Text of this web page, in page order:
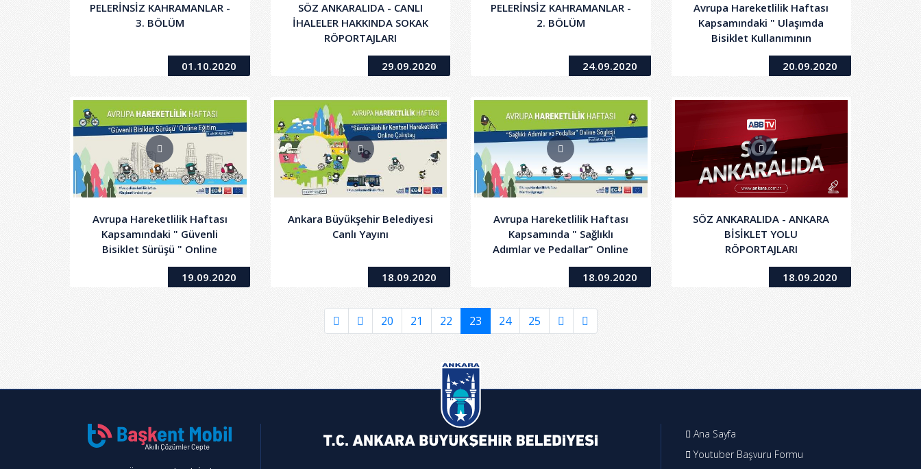
PELERİNSİZ KAHRAMANLAR -
3. BÖLÜM
01.10.2020
SÖZ ANKARALIDA - CANLI
İHALELER HAKKINDA SOKAK
RÖPORTAJLARI
29.09.2020
PELERİNSİZ KAHRAMANLAR -
2. BÖLÜM
24.09.2020
Avrupa Hareketlilik Haftası
Kapsamındaki " Ulaşımda
Bisiklet Kullanımının
Faydaları " Online Söyleşi
20.09.2020
Avrupa Hareketlilik Haftası
Kapsamındaki " Güvenli
Bisiklet Sürüşü " Online
Eğitimi
19.09.2020
Ankara Büyükşehir Belediyesi
Canlı Yayını
18.09.2020
Avrupa Hareketlilik Haftası
Kapsamında " Sağlıklı
Adımlar ve Pedallar" Online
Söyleşi
18.09.2020
SÖZ ANKARALIDA - ANKARA
BİSİKLET YOLU
RÖPORTAJLARI
18.09.2020
20 21 22 23 24 25
Ana Sayfa
Youtuber Başvuru Formu